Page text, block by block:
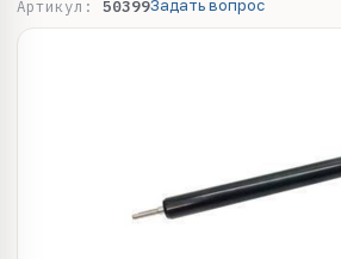
Артикул: 50399Задать вопрос